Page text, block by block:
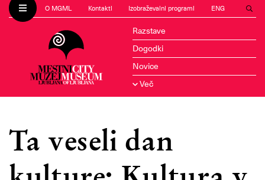
O MGML Kontakti Izobraževalni programi ENG
Razstave
Dogodki
Novice
Več
Ta veseli dan